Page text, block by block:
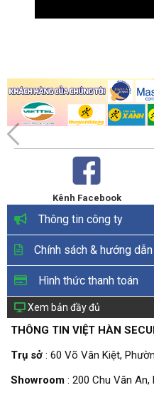
Kênh Facebook
Thông tin công ty
Chính sách & hướng dẫn
Hình thức thanh toán
Xem bản đầy đủ
THÔNG TIN VIỆT HÀN
Trụ sở : 60 Võ Văn Kiệt,
Showroom : 200 Chu Văn